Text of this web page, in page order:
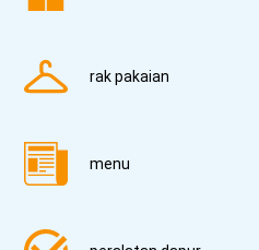
rak pakaian
menu